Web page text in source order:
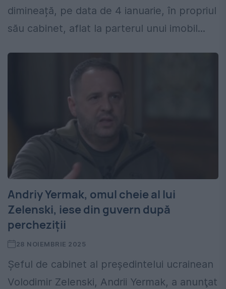
dimineață, pe data de 4 ianuarie, în propriul
său cabinet, aflat la parterul unui imobil...
Andriy Yermak, omul cheie al lui
Zelenski, iese din guvern după
percheziții
28 NOIEMBRIE 2025
Şeful de cabinet al președintelui ucrainean
Volodimir Zelenski, Andrii Yermak, a anunţat